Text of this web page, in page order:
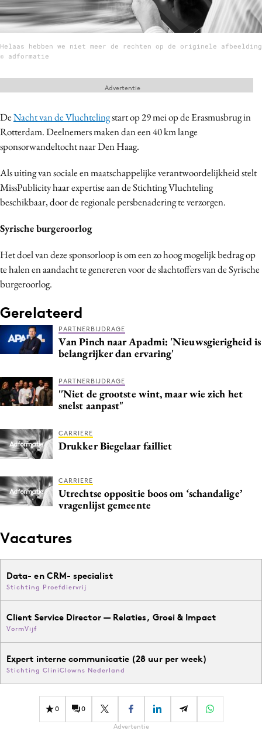
Adverteren
Events
Opleidingen
Topics
Artificial Intelligence
Bureaus
Campagnes
Carriere
Contentmarketing
Customer Experience
Data & Insights
Design
Digital transformation
Diversiteit
Effectiviteit
Gedragsverandering
Influencer marketing
Interne communicatie
Media
Merkstrategie
Programmatic
Purpose Marketing
Helaas hebben we niet meer de rechten op de originele afbeelding
© adformatie
DeNacht van de Vluchtelingstart op 29 mei op de Erasmusbrug in
Rotterdam. Deelnemers maken dan een 40 km lange
sponsorwandeltocht naar Den Haag.
Als uiting van sociale en maatschappelijke verantwoordelijkheid stelt
MissPublicity haar expertise aan de Stichting Vluchteling
beschikbaar, door de regionale persbenadering te verzorgen.
Syrische burgeroorlog
Het doel van deze sponsorloop is om een zo hoog mogelijk bedrag op
te halen en aandacht te genereren voor de slachtoffers van de Syrische
burgeroorlog.
Gerelateerd
PARTNERBIJDRAGE
Van Pinch naar Apadmi: 'Nieuwsgierigheid is
belangrijker dan ervaring'
PARTNERBIJDRAGE
''Niet de grootste wint, maar wie zich het
snelst aanpast"
CARRIERE
Drukker Biegelaar failliet
CARRIERE
Utrechtse oppositie boos om ‘schandalige’
vragenlijst gemeente
Vacatures
Data- en CRM- specialist
Stichting Proefdiervrij
Client Service Director — Relaties, Groei & Impact
VormVijf
Expert interne communicatie (28 uur per week)
Stichting CliniClowns Nederland
0 0
Advertentie
Advertentie